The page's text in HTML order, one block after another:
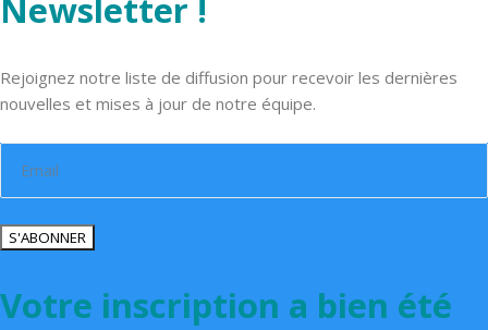
Newsletter !
Rejoignez notre liste de diffusion pour recevoir les dernières
nouvelles et mises à jour de notre équipe.
S'ABONNER
Votre inscription a bien été